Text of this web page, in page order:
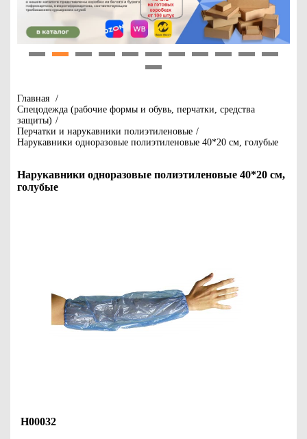
Главная /
Спецодежда (рабочие формы и обувь, перчатки, средства
защиты) /
Перчатки и нарукавники полиэтиленовые /
Нарукавники одноразовые полиэтиленовые 40*20 см, голубые
Нарукавники одноразовые полиэтиленовые 40*20 см,
голубые
Н00032